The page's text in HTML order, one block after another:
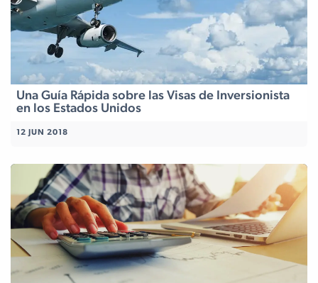
Una Guía Rápida sobre las Visas de Inversionista
en los Estados Unidos
12 JUN 2018